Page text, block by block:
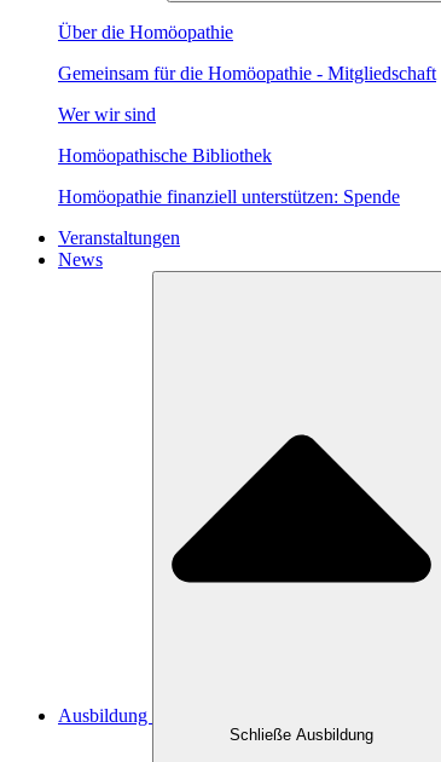
Über die Homöopathie
Gemeinsam für die Homöopathie - Mitgliedschaft
Wer wir sind
Homöopathische Bibliothek
Homöopathie finanziell unterstützen: Spende
Veranstaltungen
News
Ausbildung
Schließe Ausbildung